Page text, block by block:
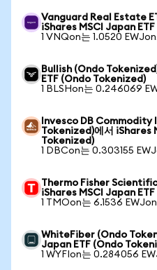
Vanguard Real Estate
iShares MSCI Japan
1 VNQon는 1.0520
Bullish (Ondo
ETF (Ondo Tokenized)
1 BLSHon는 0.246069
Invesco DB Commodity
Tokenized)에서 iShares
Tokenized)
1 DBCon는 0.303155
Thermo Fisher
iShares MSCI Japan
1 TMOon는 6.1536
WhiteFiber (Ondo
Japan ETF (Ondo
1 WYFIon는 0.284056